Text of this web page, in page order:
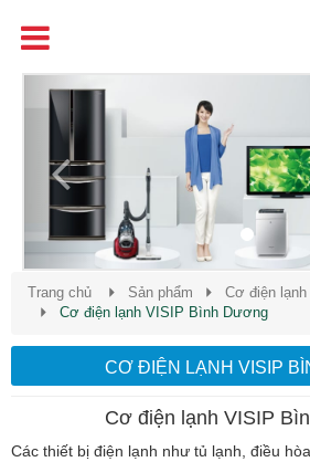
Previous
Trang chủ Sản phẩm
Cơ điện
Cơ điện lạnh VISIP Bình Dương
CƠ ĐIỆN LẠNH VISIP
Cơ điện lạnh VISIP
Các thiết bị điện lạnh như tủ lạnh, điều